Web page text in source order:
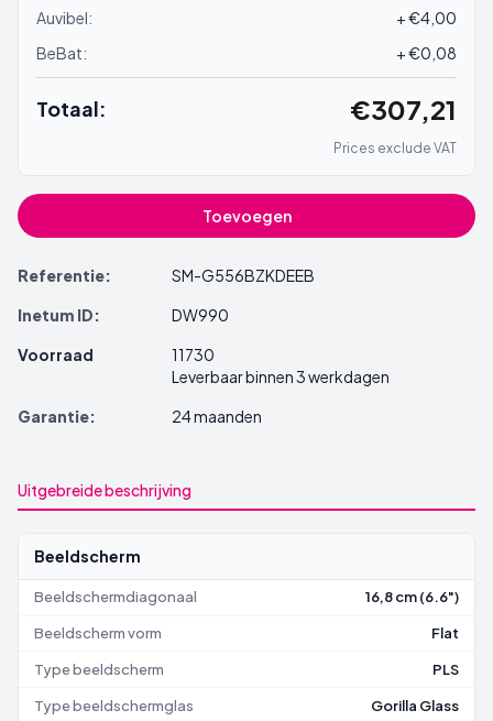
Auvibel:
+ €4,00
BeBat:
+ €0,08
Totaal: €307,21
Prices exclude VAT
Toevoegen
Referentie:
SM-G556BZKDEEB
Inetum ID:
DW990
Voorraad
11730
Leverbaar binnen 3 werkdagen
Garantie:
24 maanden
Uitgebreide beschrijving
Beeldscherm
Beeldschermdiagonaal 16,8 cm (6.6")
Beeldscherm vorm Flat
Type beeldscherm PLS
Type beeldschermglas Gorilla Glass